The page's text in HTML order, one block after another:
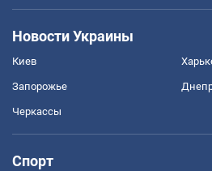
Новости Украины
Киев
Запорожье
Черкассы
Спорт